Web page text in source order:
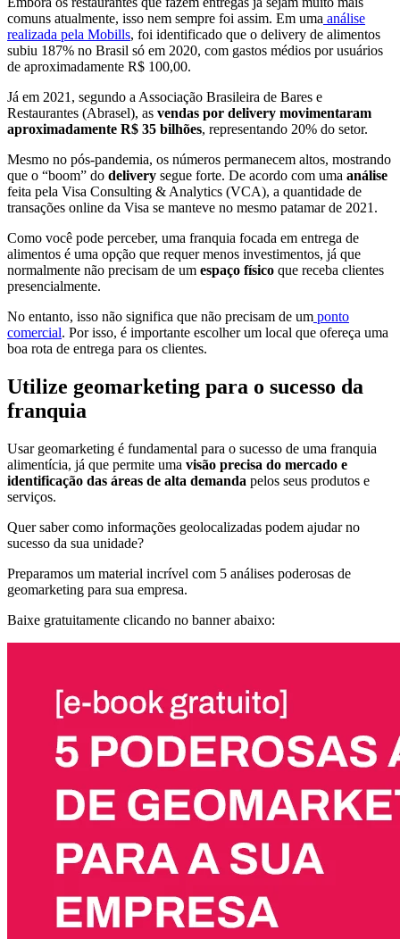
comuns atualmente, isso nem sempre foi assim. Em uma análise
realizada pela Mobills, foi identificado que o delivery de alimentos
subiu 187% no Brasil só em 2020, com gastos médios por usuários
de aproximadamente R$ 100,00.
Já em 2021, segundo a Associação Brasileira de Bares e
Restaurantes (Abrasel), as vendas por delivery movimentaram
aproximadamente R$ 35 bilhões, representando 20% do setor.
Mesmo no pós-pandemia, os números permanecem altos, mostrando
que o “boom” do delivery segue forte. De acordo com uma análise
feita pela Visa Consulting & Analytics (VCA), a quantidade de
transações online da Visa se manteve no mesmo patamar de 2021.
Como você pode perceber, uma franquia focada em entrega de
alimentos é uma opção que requer menos investimentos, já que
normalmente não precisam de um espaço físico que receba clientes
presencialmente.
No entanto, isso não significa que não precisam de um ponto
comercial. Por isso, é importante escolher um local que ofereça uma
boa rota de entrega para os clientes.
Utilize geomarketing para o sucesso da
franquia
Usar geomarketing é fundamental para o sucesso de uma franquia
alimentícia, já que permite uma visão precisa do mercado e
identificação das áreas de alta demanda pelos seus produtos e
serviços.
Quer saber como informações geolocalizadas podem ajudar no
sucesso da sua unidade?
Preparamos um material incrível com 5 análises poderosas de
geomarketing para sua empresa.
Baixe gratuitamente clicando no banner abaixo: